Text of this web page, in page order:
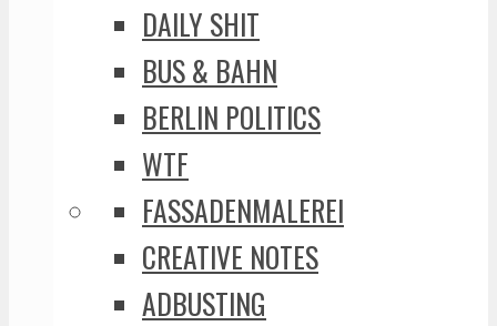
DAILY SHIT
BUS & BAHN
BERLIN POLITICS
WTF
FASSADENMALEREI
CREATIVE NOTES
ADBUSTING